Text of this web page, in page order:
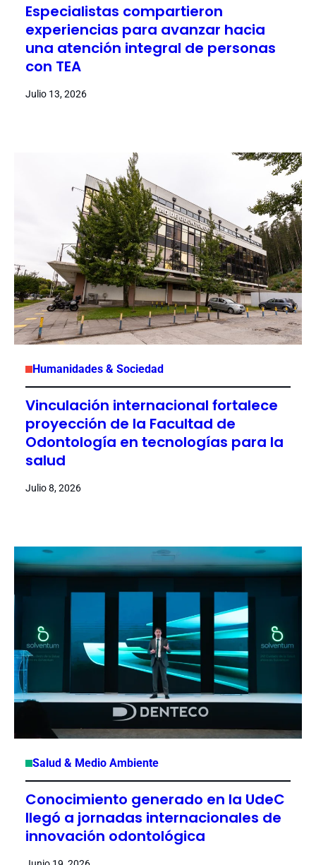
Especialistas compartieron
experiencias para avanzar hacia
una atención integral de personas
con TEA
Julio 13, 2026
Humanidades & Sociedad
Vinculación internacional fortalece
proyección de la Facultad de
Odontología en tecnologías para la
salud
Julio 8, 2026
Salud & Medio Ambiente
Conocimiento generado en la UdeC
llegó a jornadas internacionales de
innovación odontológica